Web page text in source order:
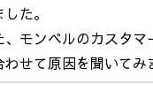
た。
、モンベルのカスタマ
わせて原因を聞いてみ